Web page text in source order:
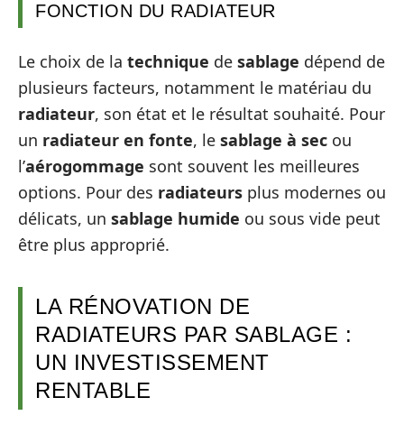
FONCTION DU RADIATEUR
Le choix de la technique de sablage dépend de
plusieurs facteurs, notamment le matériau du
radiateur, son état et le résultat souhaité. Pour
un radiateur en fonte, le sablage à sec ou
l’aérogommage sont souvent les meilleures
options. Pour des radiateurs plus modernes ou
délicats, un sablage humide ou sous vide peut
être plus approprié.
LA RÉNOVATION DE
RADIATEURS PAR SABLAGE :
UN INVESTISSEMENT
RENTABLE